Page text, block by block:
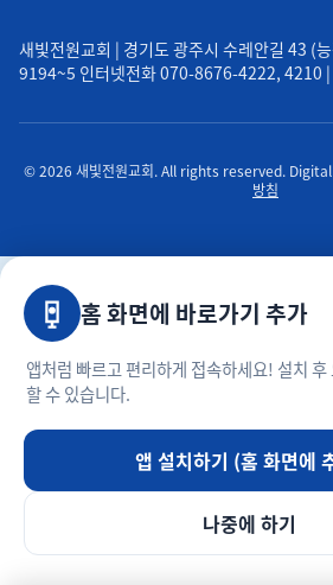
새빛전원교회 | 경기도 광주시 수레안길 43 (
9194~5 인터넷전화 070-8676-4222, 4210
© 2026 새빛전원교회. All rights reserved.
방침
홈 화면에 바로가기 추가
앱처럼 빠르고 편리하게 접속하세요! 설치
할 수 있습니다.
앱 설치하기 (홈 화면에
나중에 하기